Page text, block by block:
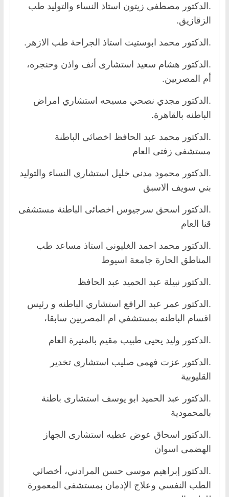
.الدكتور مصطفى زيتون استاذ النساء والتوليد طب
الزقازيق.
.الدكتور محمد ابوستيت استاذ الجراحة طب الازهر.
.الدكتور هشام سعيد استشارى أنف واذن وحنجره،
أم المصريين.
.الدكتور مجدي نصحي مسيحه استشاري امراض
الباطنه بالقاهرة.
.الدكتور محمد عبد الحافظ اخصائى الباطنة
مستشفى زفتى العام
.الدكتور محمود مدني خليل استشاري النساء والتوليد
بني سويف الاسبق
.الدكتور اسحق سرجيوس اخصائى الباطنة مستشفى
قنا العام
.الدكتور محمد احمد الغليونى استاذ مساعد طب
المناطق الحارة جامعة اسيوط
.الدكتور نبيلة عبد الحميد عبد الحافظ
.الدكتور عمر عبد الرافع استشاري الباطنه و رئيس
اقسام الباطنه بمستشفي ام المصريين سابقا،
.الدكتور وليد يحيى طبيب مقيم بالمنيرة العام
.الدكتور عزت فهمى صليب استشارى تخدير
القليوبية
.الدكتور عبد الحميد ابو يوسف استشارى باطنة
بالمحمودية
.الدكتور اسحاق عوض عطيه استشارى الجهاز
الهضمى اسوان
.الدكتور إبراهيم موسى حسن المرادني، أخصائي
الطب النفسي وعلاج الإدمان بمستشفى المعمورة